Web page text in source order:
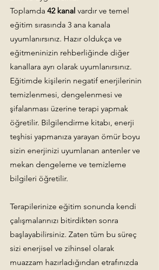
Toplamda 42 kanal vardır ve temel
eğitim sırasında 3 ana kanala
uyumlanırsınız. Hazır oldukça ve
eğitmeninizin rehberliğinde diğer
kanallara ayrı olarak uyumlanırsınız.
Eğitimde kişilerin negatif enerjilerinin
temizlenmesi, dengelenmesi ve
şifalanması üzerine terapi yapmak
öğretilir. Bilgilendirme kitabı, enerji
teşhisi yapmanıza yarayan ömür boyu
sizin enerjinizi uyumlanan antenler ve
mekan dengeleme ve temizleme
bilgileri öğretilir.
Terapilerinize eğitim sonunda kendi
çalışmalarınızı bitirdikten sonra
başlayabilirsiniz. Zaten tüm bu süreç
sizi enerjisel ve zihinsel olarak
muazzam hazırladığından etrafınızda